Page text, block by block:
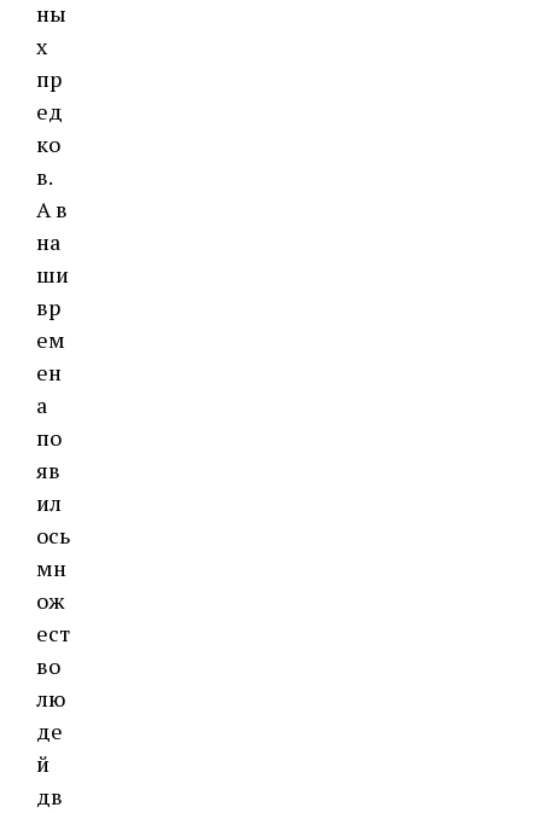
ны
х
пр
ед
ко
в.
А в
на
ши
вр
ем
ен
а
по
яв
ил
ось
мн
ож
ест
во
лю
де
й
дв